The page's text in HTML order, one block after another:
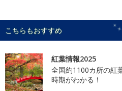
こちらもおすすめ
紅葉情報2025
全国約1100カ所の紅
時期がわかる！